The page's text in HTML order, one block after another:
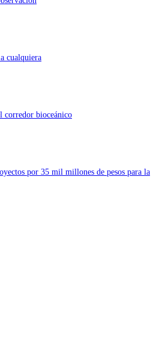
cualquiera
corredor bioceánico
por 35 mil millones de pesos para la